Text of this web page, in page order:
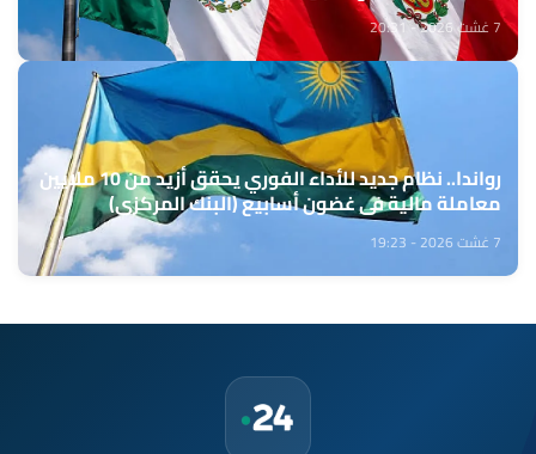
7 غشت 2026 - 20:31
رواندا.. نظام جديد للأداء الفوري يحقق أزيد من 10 ملايين
معاملة مالية في غضون أسابيع (البنك المركزي)
7 غشت 2026 - 19:23